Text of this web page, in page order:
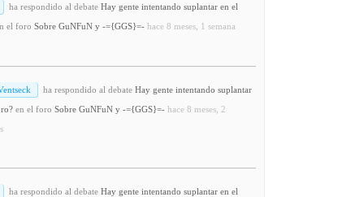
ha respondido al debate Hay gente intentando suplantar en el
el foro Sobre GuNFuN y -={GGS}=- hace 8 meses, 1 semana
ha respondido al debate Hay gente intentando suplantar
en el foro Sobre GuNFuN y -={GGS}=- hace 8 meses, 2
ha respondido al debate Hay gente intentando suplantar en el